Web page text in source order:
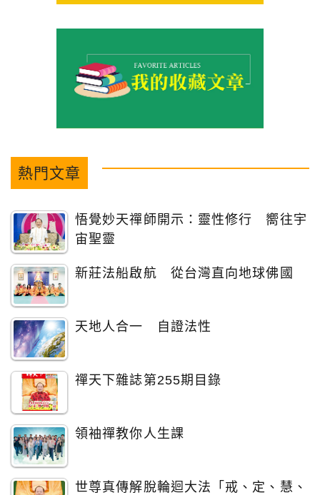
熱門文章
悟覺妙天禪師開示：靈性修行 嚮往宇
宙聖靈
新莊法船啟航 從台灣直向地球佛國
天地人合一 自證法性
禪天下雜誌第255期目錄
領袖禪教你人生課
世尊真傳解脫輪迴大法「戒、定、慧、